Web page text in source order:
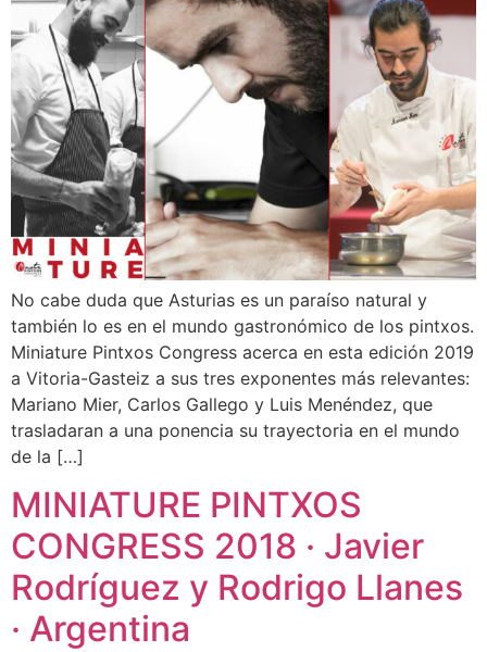
No cabe duda que Asturias es un paraíso natural y
también lo es en el mundo gastronómico de los pintxos.
Miniature Pintxos Congress acerca en esta edición 2019
a Vitoria-Gasteiz a sus tres exponentes más relevantes:
Mariano Mier, Carlos Gallego y Luis Menéndez, que
trasladaran a una ponencia su trayectoria en el mundo
de la […]
MINIATURE PINTXOS
CONGRESS 2018 · Javier
Rodríguez y Rodrigo Llanes
· Argentina